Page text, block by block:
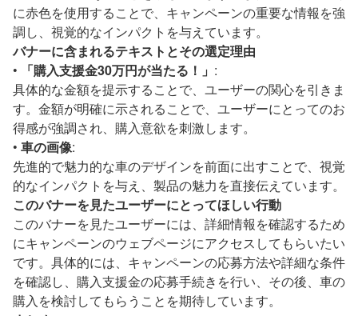
に赤色を使用することで、キャンペーンの重要な情報を強
調し、視覚的なインパクトを与えています。
バナーに含まれるテキストとその選定理由
•
「購入支援金30万円が当たる！」 :
具体的な金額を提示することで、ユーザーの関心を引きま
す。金額が明確に示されることで、ユーザーにとってのお
得感が強調され、購入意欲を刺激します。
• 車の画像:
先進的で魅力的な車のデザインを前面に出すことで、視覚
的なインパクトを与え、製品の魅力を直接伝えています。
このバナーを見たユーザーにとってほしい行動
このバナーを見たユーザーには、詳細情報を確認するため
にキャンペーンのウェブページにアクセスしてもらいたい
です。具体的には、キャンペーンの応募方法や詳細な条件
を確認し、購入支援金の応募手続きを行い、その後、車の
購入を検討してもらうことを期待しています。